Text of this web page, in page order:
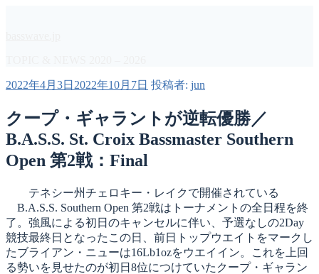
へ
キ
ッ
プ
投
日:
2022年4月3日 2022年10月7日 投稿者: jun
クープ・ギャラントが逆転優勝／
B.A.S.S. St. Croix Bassmaster Southern
Open 第2戦：Final
テネシー州チェロキー・レイクで開催されている
B.A.S.S. Southern Open 第2戦はトーナメントの全日程を終
了。強風による初日のキャンセルに伴い、予選なしの2Day
競技最終日となったこの日、前日トップウエイトをマークし
たブライアン・ニューは16Lb1ozをウエイイン。これを上回
る勢いを見せたのが初日8位につけていたクープ・ギャラン